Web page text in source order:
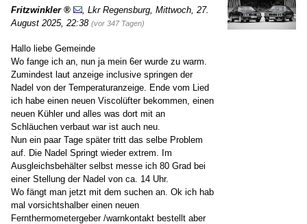
Fritzwinkler Lkr Regensburg Mittwoch, 27.
August 2025, 22:38 (vor 347 Tagen)
Hallo liebe Gemeinde
Wo fange ich an, nun ja mein 6er wurde zu warm.
Zumindest laut anzeige inclusive springen der
Nadel von der Temperaturanzeige. Ende vom Lied
ich habe einen neuen Viscolüfter bekommen, einen
neuen Kühler und alles was dort mit an
Schläuchen verbaut war ist auch neu.
Nun ein paar Tage später tritt das selbe Problem
auf. Die Nadel Springt wieder extrem. Im
Ausgleichsbehälter selbst messe ich 80 Grad bei
einer Stellung der Nadel von ca. 14 Uhr.
Wo fängt man jetzt mit dem suchen an. Ok ich hab
mal vorsichtshalber einen neuen
Fernthermometergeber /warnkontakt bestellt aber